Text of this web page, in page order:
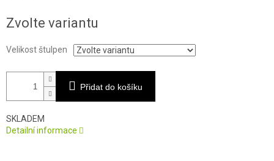
cena:
Zvolte variantu
Velikost štulpen
Přidat do košíku
SKLADEM
Detailní informace